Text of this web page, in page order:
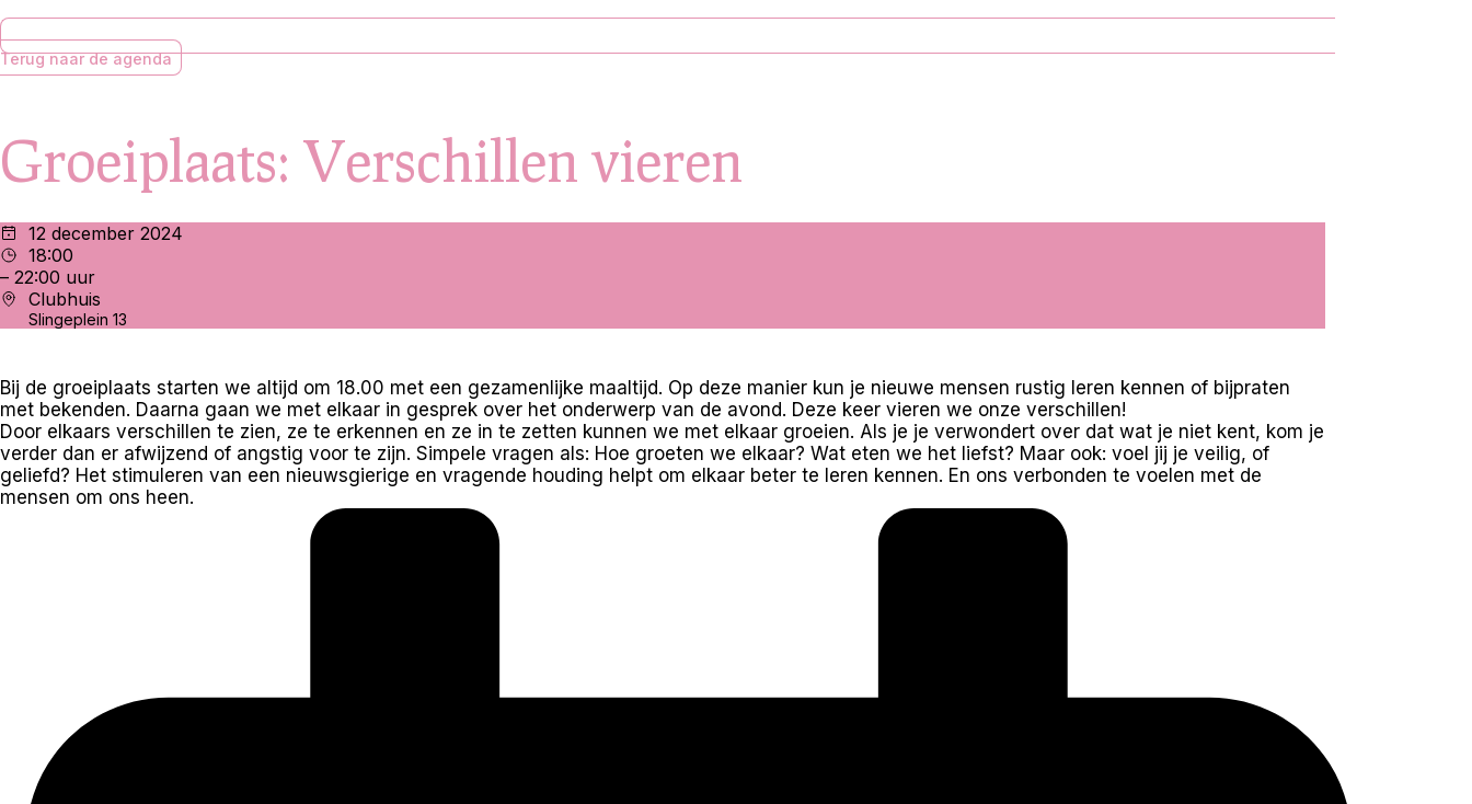
Terug naar de agenda
Groeiplaats: Verschillen vieren
12 december 2024
18:00
– 22:00 uur
Clubhuis
Slingeplein 13
Bij de groeiplaats starten we altijd om 18.00 met een gezamenlijke maaltijd. Op deze manier kun je nieuwe mensen rustig leren kennen of bijpraten
met bekenden. Daarna gaan we met elkaar in gesprek over het onderwerp van de avond. Deze keer vieren we onze verschillen!
Door elkaars verschillen te zien, ze te erkennen en ze in te zetten kunnen we met elkaar groeien. Als je je verwondert over dat wat je niet kent, kom je
verder dan er afwijzend of angstig voor te zijn. Simpele vragen als: Hoe groeten we elkaar? Wat eten we het liefst? Maar ook: voel jij je veilig, of
geliefd? Het stimuleren van een nieuwsgierige en vragende houding helpt om elkaar beter te leren kennen. En ons verbonden te voelen met de
mensen om ons heen.